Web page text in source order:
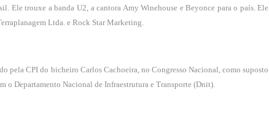
Ele trouxe a banda U2, a cantora Amy Winehouse e Beyonce para o país. Ele
Ltda. e Rock Star Marketing.
pela CPI do bicheiro Carlos Cachoeira, no Congresso Nacional, como suposto
Departamento Nacional de Infraestrutura e Transporte (Dnit).